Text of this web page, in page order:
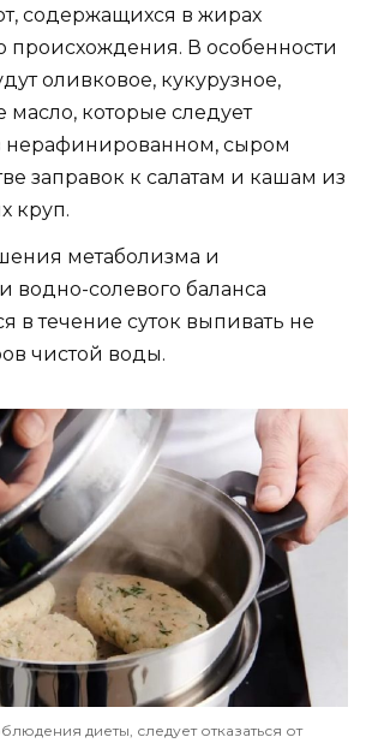
содержащихся в жирах
происхождения. В особенности
оливковое, кукурузное,
масло, которые следует
нерафинированном, сыром
заправок к салатам и кашам из
круп.
метаболизма и
водно-солевого баланса
в течение суток выпивать не
чистой воды.
диеты, следует отказаться от